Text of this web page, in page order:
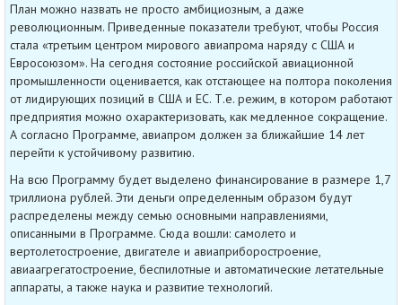
План можно назвать не просто амбициозным, а даже
революционным. Приведенные показатели требуют, чтобы Россия
стала «третьим центром мирового авиапрома наряду с США и
Евросоюзом». На сегодня состояние российской авиационной
промышленности оценивается, как отстающее на полтора поколения
от лидирующих позиций в США и ЕС. Т.е. режим, в котором работают
предприятия можно охарактеризовать, как медленное сокращение.
А согласно Программе, авиапром должен за ближайшие 14 лет
перейти к устойчивому развитию.
На всю Программу будет выделено финансирование в размере 1,7
триллиона рублей. Эти деньги определенным образом будут
распределены между семью основными направлениями,
описанными в Программе. Сюда вошли: самолето и
вертолетостроение, двигателе и авиаприборостроение,
авиаагрегатостроение, беспилотные и автоматические летательные
аппараты, а также наука и развитие технологий.